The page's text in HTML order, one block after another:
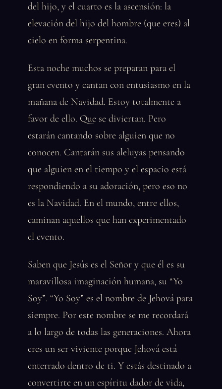
del hijo, y el cuarto es la ascensión: la
elevación del hijo del hombre (que eres) al
cielo en forma serpentina.
Esta noche muchos se preparan para el
gran evento y cantan con entusiasmo en la
mañana de Navidad. Estoy totalmente a
favor de ello. Que se diviertan. Pero
estarán cantando sobre alguien que no
conocen. Cantarán sus aleluyas pensando
que alguien en el tiempo y el espacio está
respondiendo a su adoración, pero eso no
es la Navidad. En el mundo, entre ellos,
caminan aquellos que han experimentado
el evento.
Saben que Jesús es el Señor y que él es su
maravillosa imaginación humana, su “Yo
Soy”. “Yo Soy” es el nombre de Jehová para
siempre. Por este nombre se me recordará
a lo largo de todas las generaciones. Ahora
eres un ser viviente porque Jehová está
enterrado dentro de ti. Y estás destinado a
convertirte en un espíritu dador de vida,